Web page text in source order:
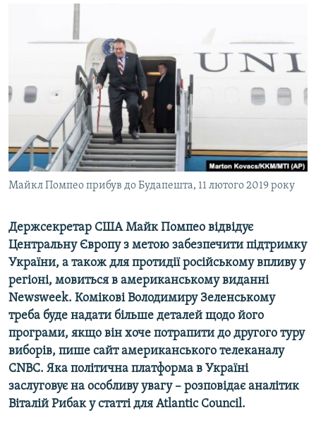
СПЕЦПРОЕКТИ
ВІДЕОУРОКИ «ELIFBE»
СВІДЧЕННЯ ОКУПАЦІЇ
УКРАЇНСЬКА ПРОБЛЕМА КРИМУ
ІНФОГРАФІКА
ЯК ОБІЙТИ БЛОКУВАННЯ
Русский
Qırımtatar
ДОЛУЧАЙСЯ!
Усі сайти RFE/RL
Майкл Помпео прибув до Будапешта, 11 лютого 2019 року
Держсекретар США Майк Помпео відвідує
Центральну Європу з метою забезпечити підтримку
України, а також для протидії російському впливу у
регіоні, мовиться в американському виданні
Newsweek. Комікові Володимиру Зеленському
треба буде надати більше деталей щодо його
програми, якщо він хоче потрапити до другого туру
виборів, пише сайт американського телеканалу
CNBC. Яка політична платформа в Україні
заслуговує на особливу увагу – розповідає аналітик
Віталій Рибак у статті для Atlantic Council.